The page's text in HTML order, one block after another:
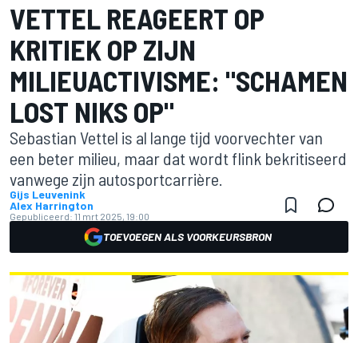
VETTEL REAGEERT OP
KRITIEK OP ZIJN
MILIEUACTIVISME: "SCHAMEN
LOST NIKS OP"
Sebastian Vettel is al lange tijd voorvechter van
een beter milieu, maar dat wordt flink bekritiseerd
vanwege zijn autosportcarrière.
Gijs Leuvenink
Alex Harrington
Gepubliceerd: 11 mrt 2025, 19:00
TOEVOEGEN ALS VOORKEURSBRON